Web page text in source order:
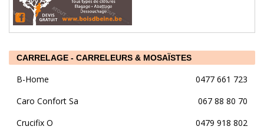
CARRELAGE - CARRELEURS & MOSAÏSTES
B-Home
0477 661 723
Caro Confort Sa
067 88 80 70
Crucifix O
0479 918 802